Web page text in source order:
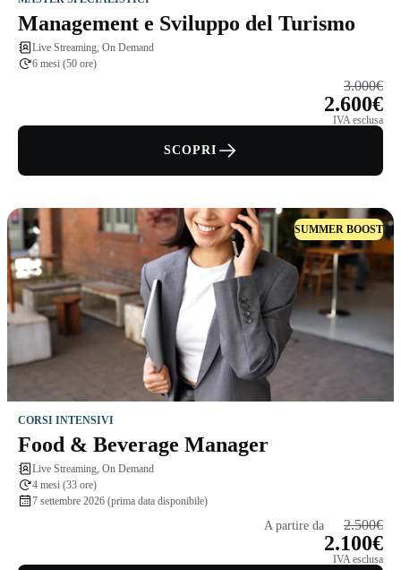
Management e Sviluppo del Turismo
Live Streaming, On Demand
6 mesi (50 ore)
3.000€
2.600€
IVA esclusa
SCOPRI
SUMMER BOOST
CORSI INTENSIVI
Food & Beverage Manager
Live Streaming, On Demand
4 mesi (33 ore)
7 settembre 2026 (prima data disponibile)
A partire da 2.500€
2.100€
IVA esclusa